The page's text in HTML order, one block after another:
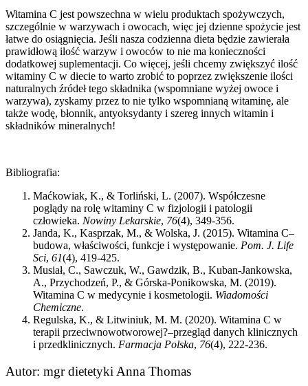
Witamina C jest powszechna w wielu produktach spożywczych,
szczególnie w warzywach i owocach, więc jej dzienne spożycie jest
łatwe do osiągnięcia. Jeśli nasza codzienna dieta będzie zawierała
prawidłową ilość warzyw i owoców to nie ma konieczności
dodatkowej suplementacji. Co więcej, jeśli chcemy zwiększyć ilość
witaminy C w diecie to warto zrobić to poprzez zwiększenie ilości
naturalnych źródeł tego składnika (wspomniane wyżej owoce i
warzywa), zyskamy przez to nie tylko wspomnianą witaminę, ale
także wodę, błonnik, antyoksydanty i szereg innych witamin i
składników mineralnych!
Bibliografia:
Maćkowiak, K., & Torliński, L. (2007). Współczesne
poglądy na rolę witaminy C w fizjologii i patologii
człowieka. Nowiny Lekarskie, 76(4), 349-356.
Janda, K., Kasprzak, M., & Wolska, J. (2015). Witamina C–
budowa, właściwości, funkcje i występowanie. Pom. J. Life
Sci, 61(4), 419-425.
Musiał, C., Sawczuk, W., Gawdzik, B., Kuban-Jankowska,
A., Przychodzeń, P., & Górska-Ponikowska, M. (2019).
Witamina C w medycynie i kosmetologii. Wiadomości
Chemiczne.
Regulska, K., & Litwiniuk, M. M. (2020). Witamina C w
terapii przeciwnowotworowej?–przegląd danych klinicznych
i przedklinicznych. Farmacja Polska, 76(4), 222-236.
Autor: mgr dietetyki Anna Thomas